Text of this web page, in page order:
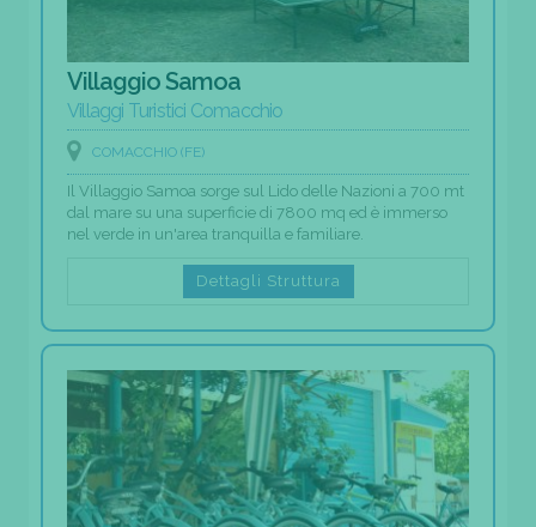
Villaggio Samoa
Villaggi Turistici Comacchio
COMACCHIO (FE)
Il Villaggio Samoa sorge sul Lido delle Nazioni a 700 mt
dal mare su una superficie di 7800 mq ed è immerso
nel verde in un'area tranquilla e familiare.
Dettagli Struttura